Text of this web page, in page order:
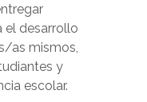
el desarrollo
as mismos,
y
escolar.